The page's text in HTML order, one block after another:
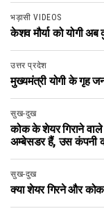
भड़ासी VIDEOS
केशव मौर्या को योगी
उत्तर प्रदेश
मुख्यमंत्री योगी के गृह
सुख-दुख
कोक के शेयर गिराने वाले
अम्बेसडर हैं, उस कंपनी
सुख-दुख
क्या शेयर गिरने और